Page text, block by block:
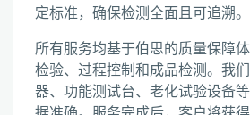
定标准，确保检测全面且可追溯。
所有服务均基于伯思的质量保障
检验、过程控制和成品检测。我
器、功能测试台、老化试验设备